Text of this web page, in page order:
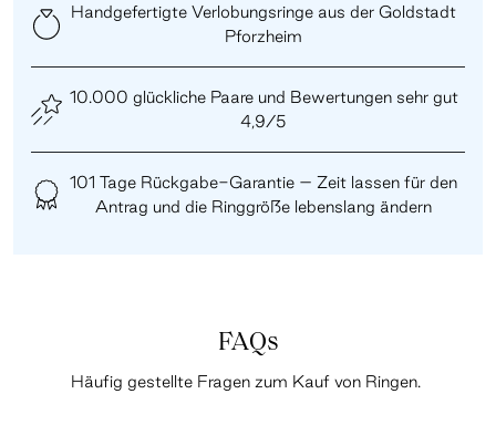
Handgefertigte Verlobungsringe aus der Goldstadt
Pforzheim
10.000 glückliche Paare und Bewertungen sehr gut
4,9/5
101 Tage Rückgabe-Garantie – Zeit lassen für den
Antrag und die Ringgröße lebenslang ändern
FAQs
Häufig gestellte Fragen zum Kauf von Ringen.